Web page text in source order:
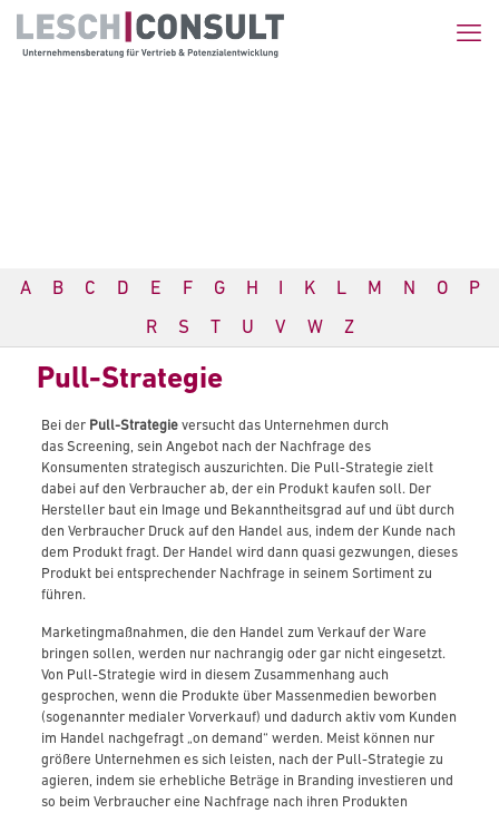
A B C D E F G H I K L M N O
P
R
S T U V W Z
Pull-Strategie
Bei der Pull-Strategieversucht das Unternehmen durch
das Screening, sein Angebot nach der Nachfrage des
Konsumenten strategisch auszurichten. Die Pull-Strategie zielt
dabei auf den Verbraucher ab, der ein Produkt kaufen soll. Der
Hersteller baut ein Image und Bekanntheitsgrad auf und übt durch
den Verbraucher Druck auf den Handel aus, indem der Kunde nach
dem Produkt fragt. Der Handel wird dann quasi gezwungen, dieses
Produkt bei entsprechender Nachfrage in seinem Sortiment zu
führen.
Marketingmaßnahmen, die den Handel zum Verkauf der Ware
bringen sollen, werden nur nachrangig oder gar nicht eingesetzt.
Von Pull-Strategie wird in diesem Zusammenhang auch
gesprochen, wenn die Produkte über Massenmedien beworben
(sogenannter medialer Vorverkauf) und dadurch aktiv vom Kunden
im Handel nachgefragt „on demand“ werden. Meist können nur
größere Unternehmen es sich leisten, nach der Pull-Strategie zu
agieren, indem sie erhebliche Beträge in Branding investieren und
so beim Verbraucher eine Nachfrage nach ihren Produkten